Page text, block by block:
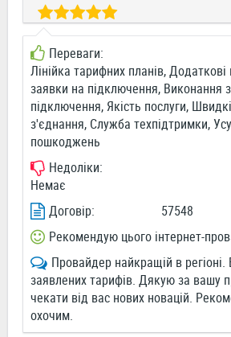
Переваги:
Лінійка тарифних планів,
заявки на підключення, Виконання
підключення, Якість послуги,
з'єднання, Служба техпідтримки,
пошкоджень
Недоліки:
Немає
Договір:
57548
Рекомендую цього інтернет-
Провайдер найкращій в регіоні.
заявлених тарифів. Дякую за вашу
чекати від вас нових новацій.
охочим.